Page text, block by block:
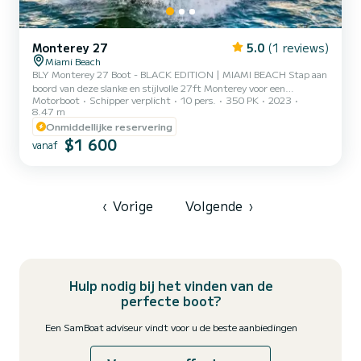
Monterey 27 5.0 (1 reviews)
Miami Beach
BLY Monterey 27 Boot - BLACK EDITION | MIAMI BEACH Stap aan
boord van deze slanke en stijlvolle 27ft Monterey voor een
onvergetelijke bootverhuurervaring in Miami! Perfect voor kleinere
groepen, dit moderne en comfortabele schip biedt plaats aan
maximaal 8 gasten en biedt de ultieme manier om de wateren van
Zuid-Florida te verkennen. Hoogtepunten zijn onder meer: • Op
maat gemaakte zitplaatsen om te loungen en zonnebaden •
Motorboot Schipper verplicht 10 pers. 350 PK
2023
8.47 m
Onmiddellijke reservering
vanaf $1 600
‹ Vorige Volgende ›
Hulp nodig bij het vinden van de
perfecte boot?
Een SamBoat adviseur vindt voor u de beste aanbiedingen